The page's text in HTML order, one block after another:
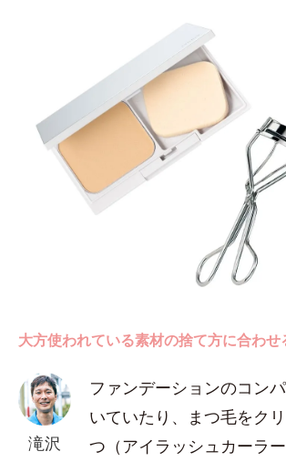
大方使われている素材の捨て方に合わせ
滝沢
ファンデーションのコン
いていたり、まつ毛をク
つ（アイラッシュカーラ